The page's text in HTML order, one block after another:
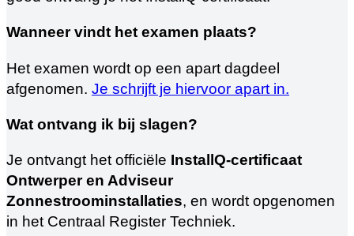
Wanneer vindt het examen plaats?
Het examen wordt op een apart dagdeel
afgenomen. Je schrijft je hiervoor apart in.
Wat ontvang ik bij slagen?
Je ontvangt het officiële InstallQ-certificaat
Ontwerper en Adviseur
Zonnestroominstallaties, en wordt opgenomen
in het Centraal Register Techniek.